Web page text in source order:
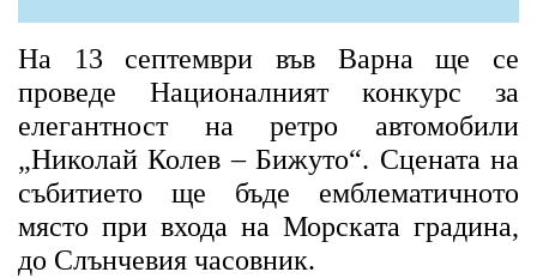
На 13 септември във Варна ще се
проведе Националният конкурс за
елегантност на ретро автомобили
„Николай Колев – Бижуто“. Сцената на
събитието ще бъде емблематичното
място при входа на Морската градина,
до Слънчевия часовник.